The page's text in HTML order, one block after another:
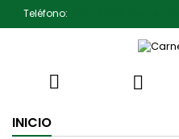
Teléfono:
 
INICIO